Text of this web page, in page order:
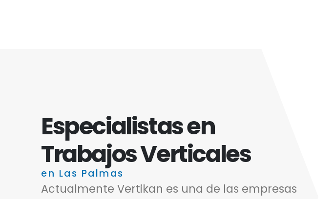
Especialistas en
Trabajos Verticales
en Las Palmas
Actualmente Vertikan es una de las empresas